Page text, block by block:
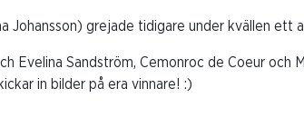
Johansson) grejade tidigare under kvällen ett
Evelina Sandström, Cemonroc de Coeur och
in bilder på era vinnare! :)